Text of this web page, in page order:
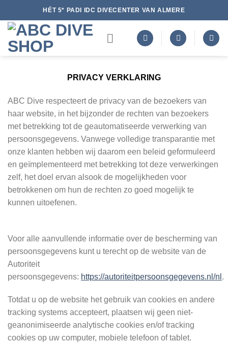
naar
inhoud
HÉT 5* PADI IDC DIVECENTER VAN ALMERE
PRIVACY VERKLARING
ABC Dive respecteert de privacy van de bezoekers van
haar website, in het bijzonder de rechten van bezoekers
met betrekking tot de geautomatiseerde verwerking van
persoonsgegevens. Vanwege volledige transparantie met
onze klanten hebben wij daarom een beleid geformuleerd
en geïmplementeerd met betrekking tot deze verwerkingen
zelf, het doel ervan alsook de mogelijkheden voor
betrokkenen om hun de rechten zo goed mogelijk te
kunnen uitoefenen.
Voor alle aanvullende informatie over de bescherming van
persoonsgegevens kunt u terecht op de website van de
Autoriteit
persoonsgegevens: https://autoriteitpersoonsgegevens.nl/nl .
Totdat u op de website het gebruik van cookies en andere
tracking systems accepteert, plaatsen wij geen niet-
geanonimiseerde analytische cookies en/of tracking
cookies op uw computer, mobiele telefoon of tablet.